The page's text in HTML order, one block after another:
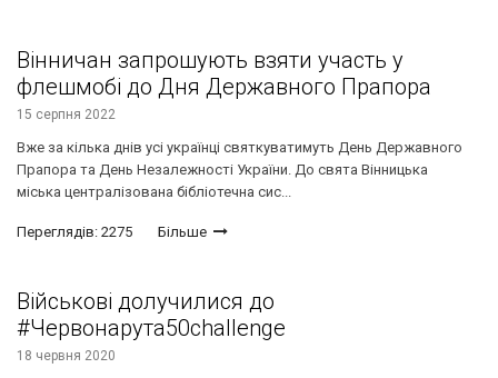
Вінничан запрошують взяти участь у
флешмобі до Дня Державного Прапора
15 серпня 2022
Вже за кілька днів усі українці святкуватимуть День Державного
Прапора та День Незалежності України. До свята Вінницька
міська централізована бібліотечна сис...
Переглядів: 2275 Більше
Військові долучилися до
#Червонарута50challenge
18 червня 2020